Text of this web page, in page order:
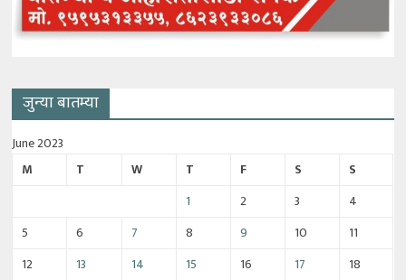
जुन्या बातम्या
June 2023
M
T W T F S
S
1
2 3
4
5
6 7 8 9 10
11
12
13 14 15 16 17
18